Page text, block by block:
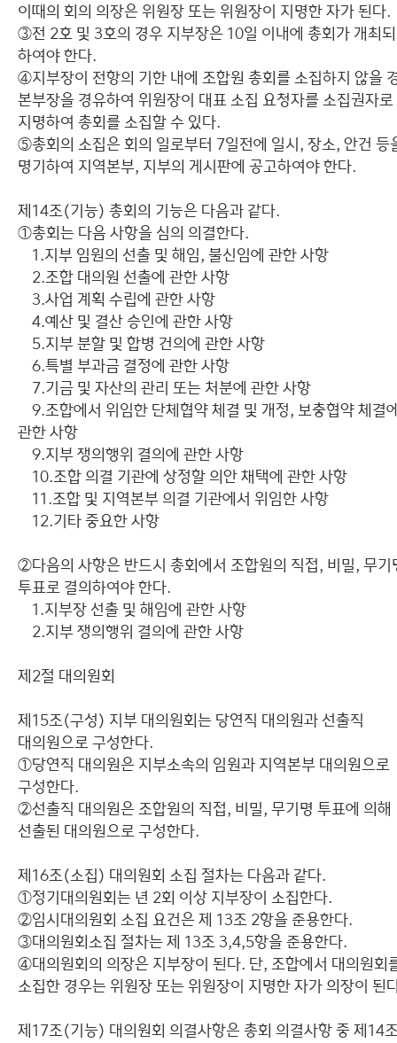
이때의 회의 의장은 위원장 또는 위원장이 지명한 자가 된다.
③전 2호 및 3호의 경우 지부장은 10일 이내에 총회가 개최
하여야 한다.
④지부장이 전항의 기한 내에 조합원 총회를 소집하지 않을
본부장을 경유하여 위원장이 대표 소집 요청자를 소집권자로
지명하여 총회를 소집할 수 있다.
⑤총회의 소집은 회의 일로부터 7일전에 일시, 장소, 안건 등
명기하여 지역본부, 지부의 게시판에 공고하여야 한다.
제14조(기능) 총회의 기능은 다음과 같다.
①총회는 다음 사항을 심의 의결한다.
1.지부 임원의 선출 및 해임, 불신임에 관한 사항
2.조합 대의원 선출에 관한 사항
3.사업 계획 수립에 관한 사항
4.예산 및 결산 승인에 관한 사항
5.지부 분할 및 합병 건의에 관한 사항
6.특별 부과금 결정에 관한 사항
7.기금 및 자산의 관리 또는 처분에 관한 사항
9.조합에서 위임한 단체협약 체결 및 개정, 보충협약 체결
관한 사항
9.지부 쟁의행위 결의에 관한 사항
10.조합 의결 기관에 상정할 의안 채택에 관한 사항
11.조합 및 지역본부 의결 기관에서 위임한 사항
12.기타 중요한 사항
②다음의 사항은 반드시 총회에서 조합원의 직접, 비밀, 무기
투표로 결의하여야 한다.
1.지부장 선출 및 해임에 관한 사항
2.지부 쟁의행위 결의에 관한 사항
제2절 대의원회
제15조(구성) 지부 대의원회는 당연직 대의원과 선출직
대의원으로 구성한다.
①당연직 대의원은 지부소속의 임원과 지역본부 대의원으로
구성한다.
②선출직 대의원은 조합원의 직접, 비밀, 무기명 투표에 의해
선출된 대의원으로 구성한다.
제16조(소집) 대의원회 소집 절차는 다음과 같다.
①정기대의원회는 년 2회 이상 지부장이 소집한다.
②임시대의원회 소집 요건은 제 13조 2항을 준용한다.
③대의원회소집 절차는 제 13조 3,4,5항을 준용한다.
④대의원회의 의장은 지부장이 된다. 단, 조합에서 대의원회
소집한 경우는 위원장 또는 위원장이 지명한 자가 의장이 된
제17조(기능) 대의원회 의결사항은 총회 의결사항 중 제14